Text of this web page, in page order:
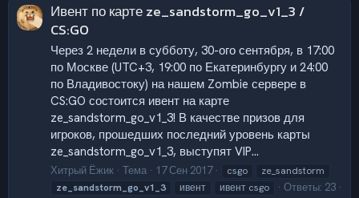
Ивент по карте ze_sandstorm_go_v1_3 /
CS:GO
Через 2 недели в субботу, 30-ого сентября, в 17:00
по Москве (UTC+3, 19:00 по Екатеринбургу и 24:00
по Владивостоку) на нашем Zombie сервере в
CS:GO состоится ивент на карте
ze_sandstorm_go_v1_3! В качестве призов для
игроков, прошедших последний уровень карты
ze_sandstorm_go_v1_3, выступят VIP...
Хитрый Ёжик Тема 17 Сен 2017 csgo
ze_sandstorm
ze_sandstorm_go_v1_3
ивент ивент csgo
Ответы: 23